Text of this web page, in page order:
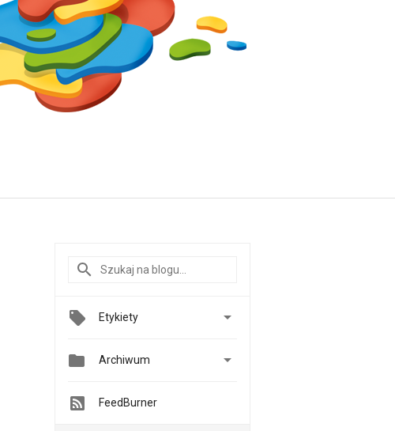
Etykiety 
 Archiwum 
FeedBurner